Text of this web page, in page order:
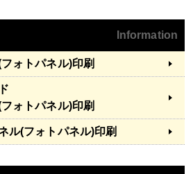
Information
ォトパネル)印刷
ォトパネル)印刷
ル(フォトパネル)印刷